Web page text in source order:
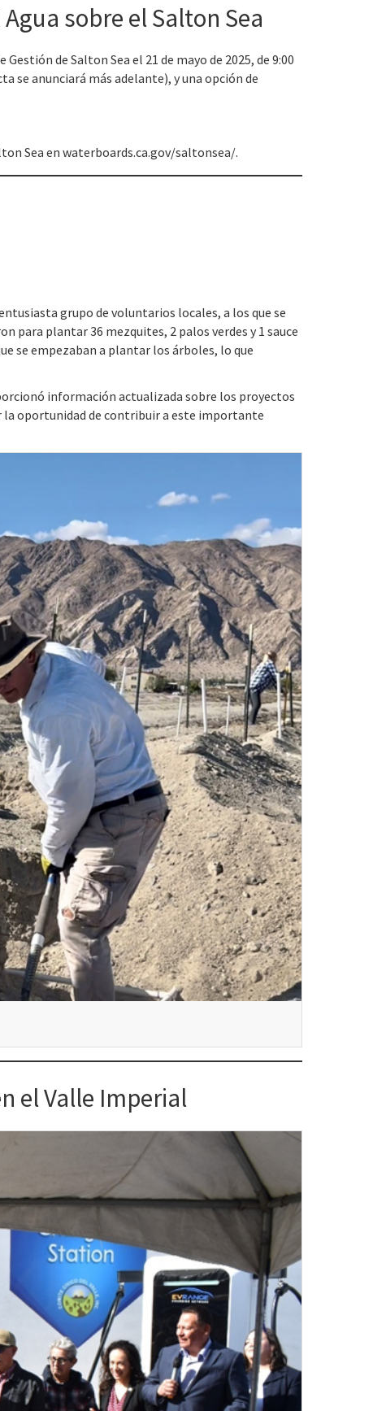
sobre el Salton Sea
de Salton Sea el 21 de mayo de 2025, de 9:00
se anunciará más adelante), y una opción de
Sea en waterboards.ca.gov/saltonsea/.
grupo de voluntarios locales, a los que se
para plantar 36 mezquites, 2 palos verdes y 1 sauce
se empezaban a plantar los árboles, lo que
información actualizada sobre los proyectos
la oportunidad de contribuir a este importante
el Valle Imperial